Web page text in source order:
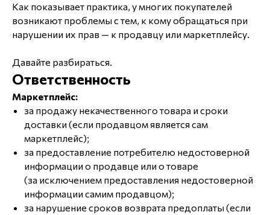
Как показывает практика, у многих покупателей
возникают проблемы с тем, к кому обращаться при
нарушении их прав — к продавцу или маркетплейсу.
Давайте разбираться.
Ответственность
Маркетплейс:
за продажу некачественного товара и сроки
доставки (если продавцом является сам
маркетплейс);
за предоставление потребителю недостоверной
информации о продавце или о товаре
(за исключением предоставления недостоверной
информации самим продавцом);
за нарушение сроков возврата предоплаты (если